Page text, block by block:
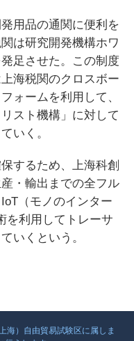
用品の通関に便利を
は研究開発機構ホワ
足させた。この制度
海税関のクロスボー
ォームを利用して、
スト機構」に対して
いく。
するため、上海科創
・輸出までの全フル
（モノのインター
を利用してトレーサ
いくという。
海）自由貿易試験区に属しま